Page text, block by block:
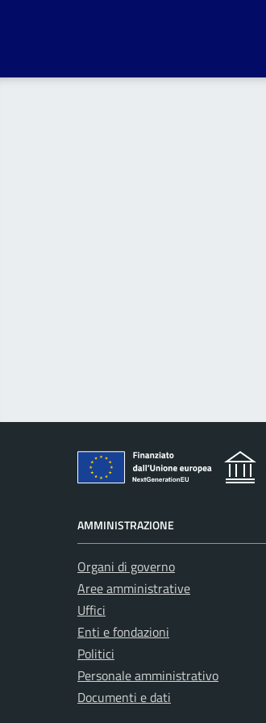
AMMINISTRAZIONE
Organi di governo
Aree amministrative
Uffici
Enti e fondazioni
Politici
Personale amministrativo
Documenti e dati